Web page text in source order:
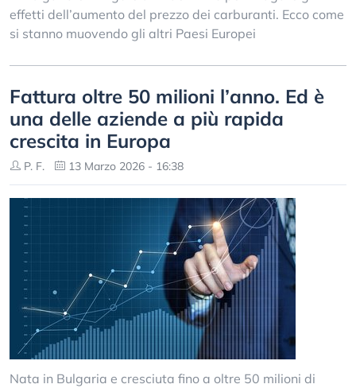
effetti dell’aumento del prezzo dei carburanti. Ecco come
si stanno muovendo gli altri Paesi Europei
Fattura oltre 50 milioni l’anno. Ed è
una delle aziende a più rapida
crescita in Europa
P. F. 13 Marzo 2026 - 16:38
Nata in Bulgaria e cresciuta fino a oltre 50 milioni di